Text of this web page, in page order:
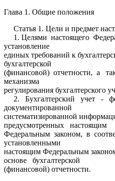
Глава 1. Общие положения
Статья 1. Цели и предмет
1. Целями настоящего
установление
единых требований к
бухгалтерской
(финансовой) отчетности, а
механизма
регулирования бухгалтерского
2. Бухгалтерский учет -
документированной
систематизированной
предусмотренных настоящим
Федеральным законом, в
установленными
настоящим Федеральным
основе бухгалтерской
(финансовой) отчетности.